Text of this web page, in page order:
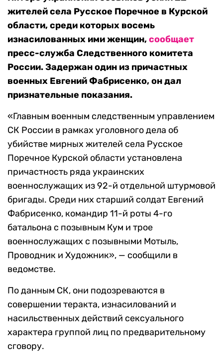
жителей села Русское Поречное в Курской
области, среди которых восемь
изнасилованных ими женщин,сообщает
пресс-служба Следственного комитета
России.Задержан один из причастных
военных Евгений Фабрисенко, он дал
признательные показания.
«Главным военным следственным управлением
СК России в рамках уголовного дела об
убийстве мирных жителей села Русское
Поречное Курской области установлена
причастность ряда украинских
военнослужащих из 92-й отдельной штурмовой
бригады. Среди них старший солдат Евгений
Фабрисенко, командир 11-й роты 4-го
батальона с позывным Кум и трое
военнослужащих с позывными Мотыль,
Проводник и Художник», — сообщили в
ведомстве.
По данным СК, они подозреваются в
совершении теракта, изнасилований и
насильственных действий сексуального
характера группой лиц по предварительному
сговору.